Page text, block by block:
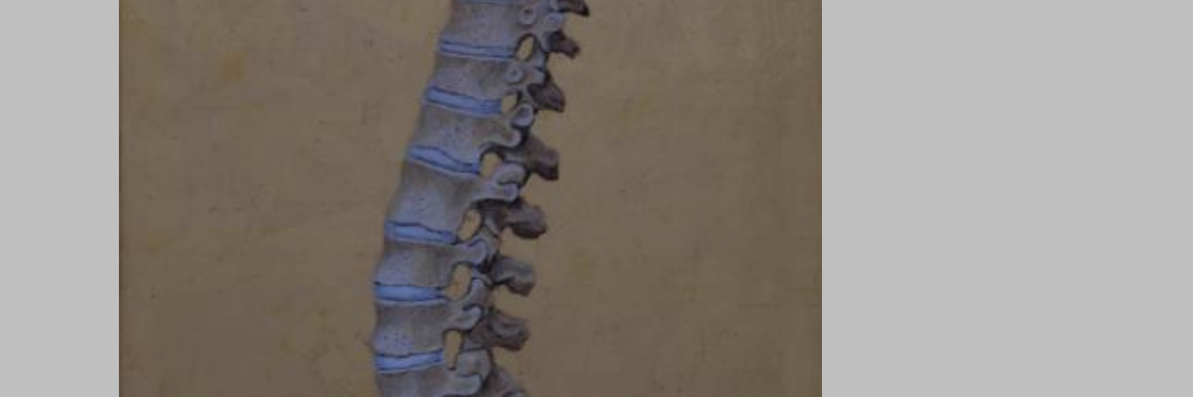
Mostra dettagli
et-saved-post*
demo.indikator-design.com